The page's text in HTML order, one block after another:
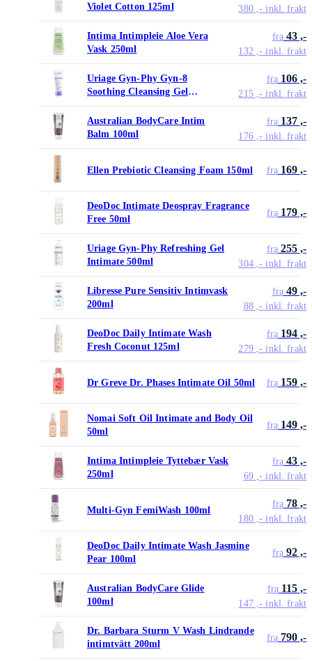
Violet Cotton 125ml
380 ,- inkl. frakt
Intima Intimpleie Aloe Vera
Vask 250ml
fra 43 ,-
132 ,- inkl. frakt
Uriage Gyn-Phy Gyn-8
Soothing Cleansing Gel
Intimate Hygiene 100ml
fra 106 ,-
215 ,- inkl. frakt
Australian BodyCare Intim
Balm 100ml
fra 137 ,-
176 ,- inkl. frakt
Ellen Prebiotic Cleansing Foam 150ml fra 169 ,-
DeoDoc Intimate Deospray Fragrance
Free 50ml
fra 179 ,-
Uriage Gyn-Phy Refreshing Gel
Intimate 500ml
fra 255 ,-
304 ,- inkl. frakt
Libresse Pure Sensitiv Intimvask
200ml
fra 49 ,-
88 ,- inkl. frakt
DeoDoc Daily Intimate Wash
Fresh Coconut 125ml
fra 194 ,-
279 ,- inkl. frakt
Dr Greve Dr. Phases Intimate Oil 50ml fra 159 ,-
Nomai Soft Oil Intimate and Body Oil
50ml
fra 149 ,-
Intima Intimpleie Tyttebær Vask
250ml
fra 43 ,-
69 ,- inkl. frakt
Multi-Gyn FemiWash 100ml
fra 78 ,-
180 ,- inkl. frakt
DeoDoc Daily Intimate Wash Jasmine
Pear 100ml
fra 92 ,-
Australian BodyCare Glide
100ml
fra 115 ,-
147 ,- inkl. frakt
Dr. Barbara Sturm V Wash Lindrande
intimtvätt 200ml
fra 790 ,-